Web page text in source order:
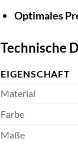
Optimales
Technische
EIGENSCHAFT
Material
Farbe
Maße